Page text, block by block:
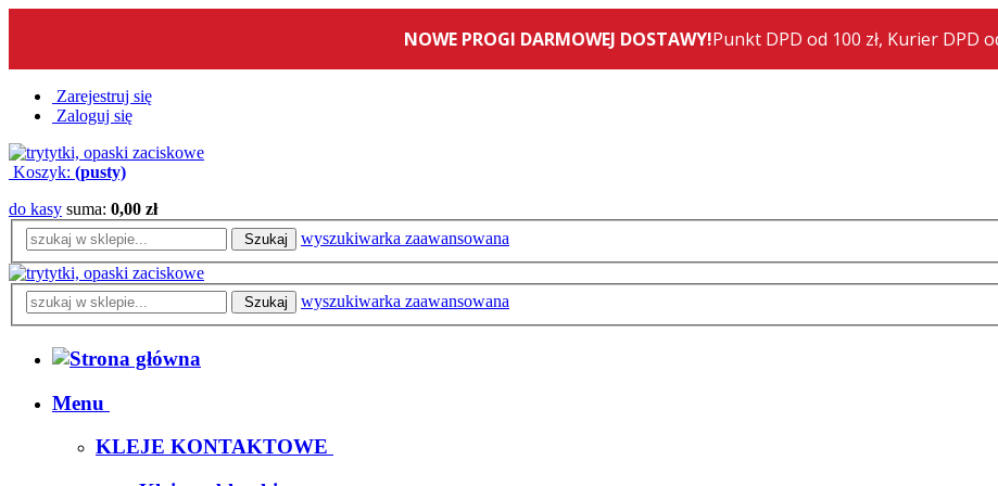
Zarejestruj się
Zaloguj się
Koszyk: (pusty)
do kasy suma: 0,00 zł
Szukaj wyszukiwarka zaawansowana
Szukaj wyszukiwarka zaawansowana
Menu
KLEJE KONTAKTOWE